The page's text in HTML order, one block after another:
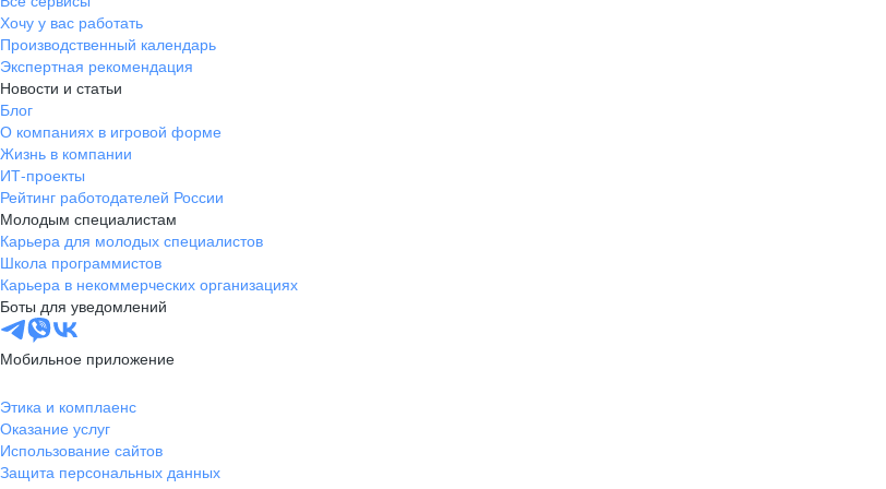
Хочу у вас работать
Производственный календарь
Экспертная рекомендация
Новости и статьи
Блог
О компаниях в игровой форме
Жизнь в компании
ИТ-проекты
Рейтинг работодателей России
Молодым специалистам
Карьера для молодых специалистов
Школа программистов
Карьера в некоммерческих организациях
Боты для уведомлений
Мобильное приложение
Этика и комплаенс
Оказание услуг
Использование сайтов
Защита персональных данных